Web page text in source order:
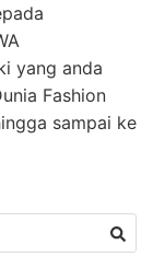
yang anda
Fashion
sampai ke